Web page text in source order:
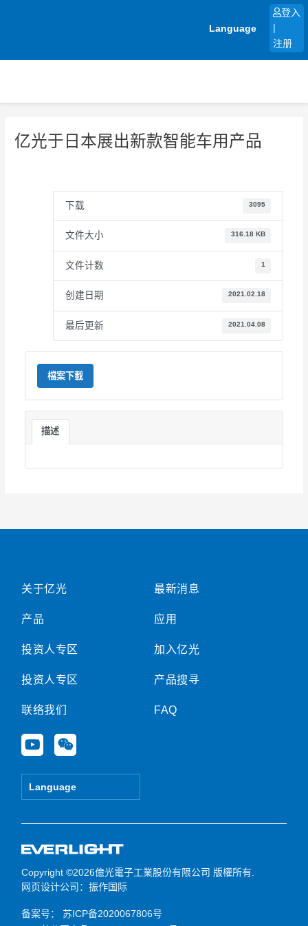
Language
登入
注册
亿光于日本展出新款智能车用产品
下载 3095
文件大小 316.18 KB
文件计数 1
创建日期 2021.02.18
最后更新 2021.04.08
檔案下載
描述
关于亿光
产品
投资人专区
投资人专区
联络我们
Y
o
u
e
W
e
i
Language
最新消息
应用
加入亿光
产品搜寻
FAQ
Copyright ©2026億光電子工業股份有限公司 版權所有.
网页设计公司 ：振作国际
备案号：
苏ICP备2020067806号